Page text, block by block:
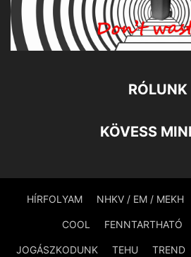
RÓLUNK
KÖVESS
HÍRFOLYAM NHKV / EM / MEKH
COOL FENNTARTHATÓ
JOGÁSZKODUNK TEHU TREND